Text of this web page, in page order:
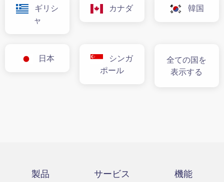
ギリシ
ャ
カナダ 韓国
日本
シンガ
ポール
全ての国を
表示する
製品 サービス 機能